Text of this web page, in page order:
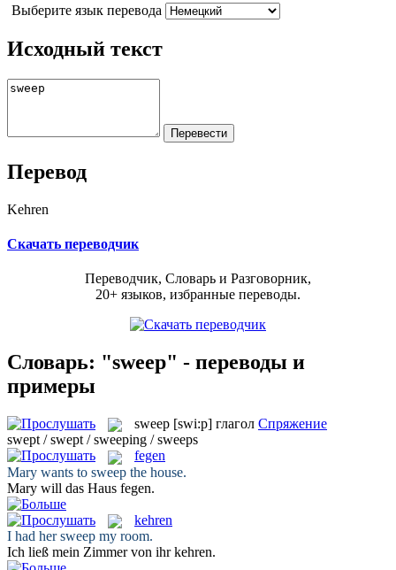
Выберите язык перевода
Исходный текст
Перевод
Kehren
Скачать переводчик
Переводчик, Словарь и Разговорник,
20+ языков, избранные переводы.
Словарь: "sweep" - переводы и
примеры
sweep [swi:p] глагол Спряжение
swept / swept / sweeping / sweeps
fegen
Mary wants to sweep the house.
Mary will das Haus fegen.
kehren
I had hersweep my room.
Ich ließ mein Zimmer von ihrkehren.